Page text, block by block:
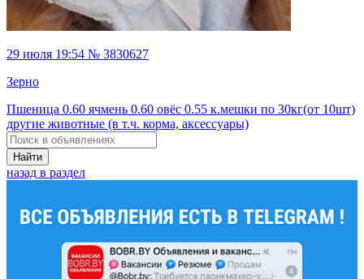
29 июля 19:54 № 3830627
Зерно
Пшеница 0.60 ячмень 0.60 овёс 0.55 к.мешки по 30кг(от 10шт)
другие животные (в т.ч. корма, аксессуары)
Найти
назад в раздел